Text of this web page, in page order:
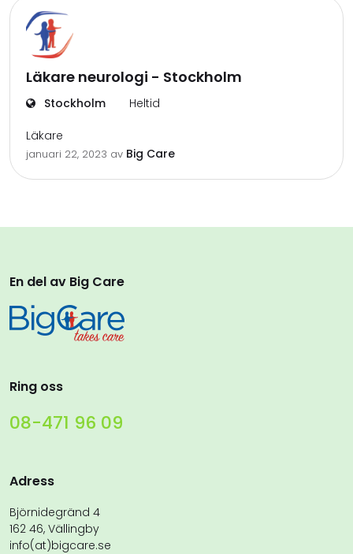
Läkare neurologi - Stockholm
Stockholm Heltid
Läkare
januari 22, 2023 av Big Care
En del av Big Care
Ring oss
08-471 96 09
Adress
Björnidegränd 4
162 46, Vällingby
info(at)bigcare.se